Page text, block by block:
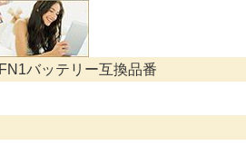
バッテリー互換品番